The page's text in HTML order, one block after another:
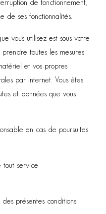
de fonctionnement,
de ses fonctionnalités.
vous utilisez est sous votre
toutes les mesures
et vos propres
par Internet. Vous êtes
et données que vous
en cas de poursuites
service
présentes conditions